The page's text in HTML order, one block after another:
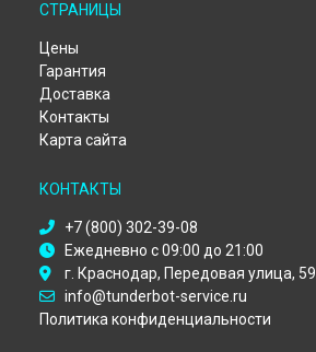
СТРАНИЦЫ
Цены
Гарантия
Доставка
Контакты
Карта сайта
КОНТАКТЫ
+7 (800) 302-39-08
Ежедневно с 09:00 до 21:00
г. Краснодар, Передовая улица, 59
info@tunderbot-service.ru
Политика конфиденциальности